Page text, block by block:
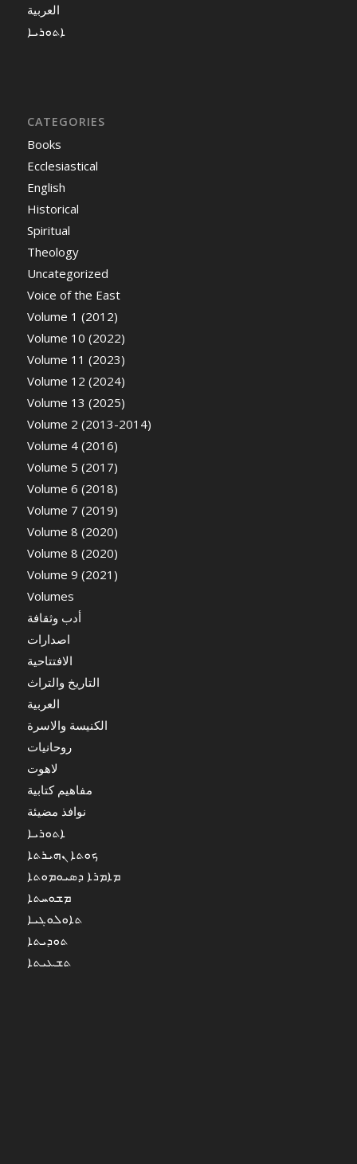
العربية
ܐܬܘܪܝܐ
CATEGORIES
Books
Ecclesiastical
English
Historical
Spiritual
Theology
Uncategorized
Voice of the East
Volume 1 (2012)
Volume 10 (2022)
Volume 11 (2023)
Volume 12 (2024)
Volume 13 (2025)
Volume 2 (2013-2014)
Volume 4 (2016)
Volume 5 (2017)
Volume 6 (2018)
Volume 7 (2019)
Volume 8 (2020)
Volume 8 (2020)
Volume 9 (2021)
Volumes
أدب وثقافة
اصدارات
الافتتاحية
التاريخ والتراث
العربية
الكنيسة والاسرة
روحانيات
لاهوت
مفاهيم كتابية
نوافذ مضيئة
ܐܬܘܪܝܐ
ܟܘܬܐ ܢܗܝܪܬܐ
ܡܐܡܪܐ ܕܣܝܘܡܘܬܐ
ܡܫܘܚܬܐ
ܬܐܘܠܘܓܝܐ
ܬܘܕܝܬܐ
ܬܫܥܝܬܐ